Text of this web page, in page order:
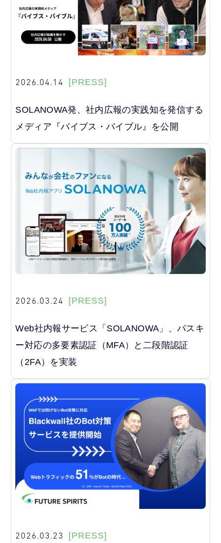
2026.04.14 [PRESS]
SOLANOWA発、社内広報の実践知を発信する
メディア『バイブス・バイブル』を公開
2026.03.24 [PRESS]
Web社内報サービス「SOLANOWA」、パスキ
ー対応の多要素認証（MFA）と二段階認証
（2FA）を実装
2026.03.23 [PRESS]